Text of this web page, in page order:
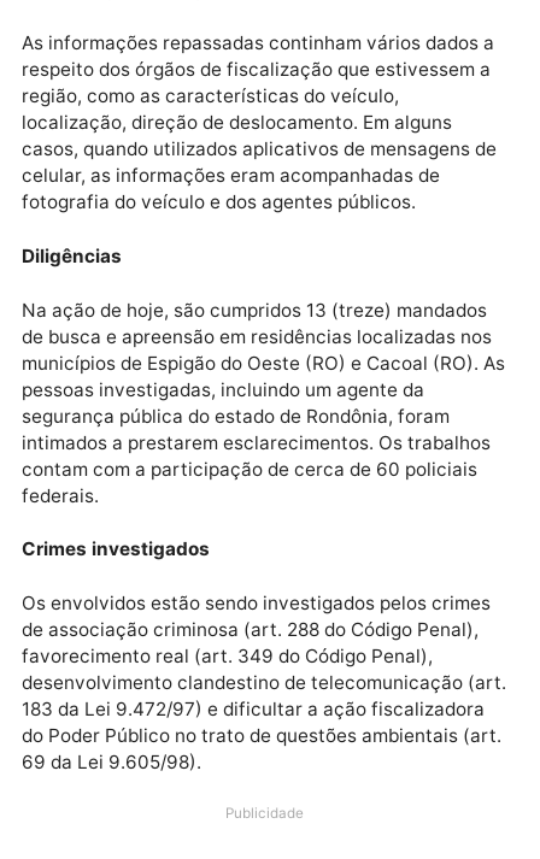
informar madeireiros, caminhoneiros e outros
exploradores de madeiras no interior de terras da
União, acerca da presença de policiais ou agentes
ambientais atuantes no combate à exploração de
madeiras, em contrapartida recebiam valores pré-
definidos pelo serviço.
As informações repassadas continham vários dados
região, como as características do veículo,
localização, direção de deslocamento. Em alguns
casos, quando utilizados aplicativos de mensagens
celular, as informações eram acompanhadas de
fotografia do veículo e dos agentes públicos.
Diligências
Na ação de hoje, são cumpridos 13 (treze) mandados
municípios de Espigão do Oeste (RO) e Cacoal (RO).
pessoas investigadas, incluindo um agente da
segurança pública do estado de Rondônia, foram
intimados a prestarem esclarecimentos. Os
contam com a participação de cerca de 60 policiais
federais.
Crimes investigados